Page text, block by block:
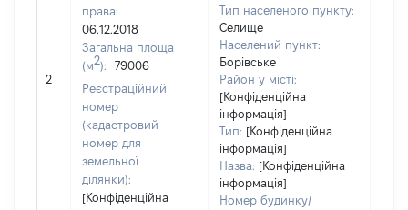
2
права:
06.12.2018
Загальна площа
(м2):
79006
Реєстраційний
номер
(кадастровий
номер для
земельної
ділянки):
[Конфіденційна
Тип населеного пункту:
Селище
Населений пункт:
Борівське
Район у місті:
[Конфіденційна
інформація]
Тип: [Конфіденційна
інформація]
Назва: [Конфіденційна
інформація]
Номер будинку/